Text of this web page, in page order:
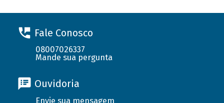
Fale Conosco
08007026337
Mande sua pergunta
Ouvidoria
Envie sua mensagem